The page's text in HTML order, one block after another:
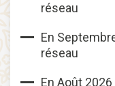
réseau
En
réseau
En Août